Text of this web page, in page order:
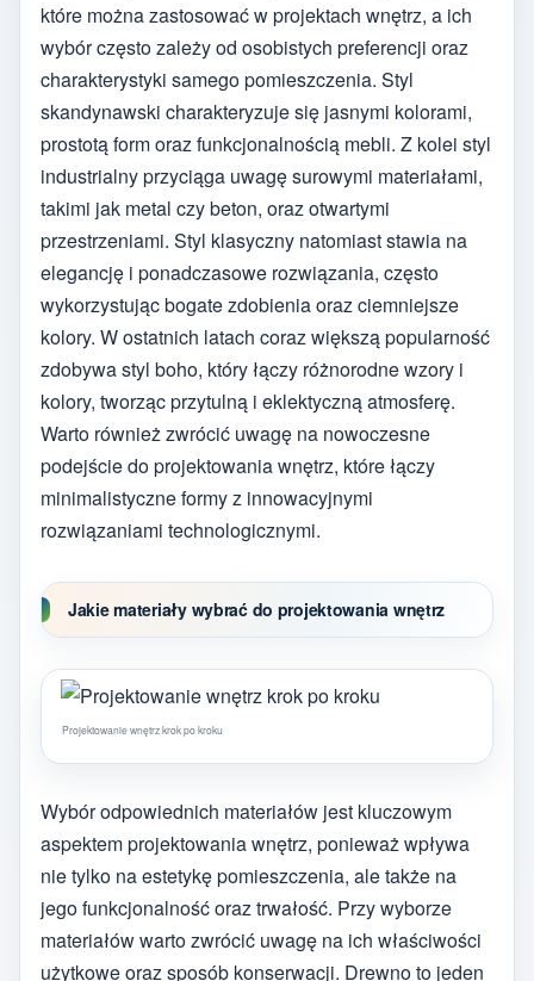
które można zastosować w projektach wnętrz, a ich
wybór często zależy od osobistych preferencji oraz
charakterystyki samego pomieszczenia. Styl
skandynawski charakteryzuje się jasnymi kolorami,
prostotą form oraz funkcjonalnością mebli. Z kolei styl
industrialny przyciąga uwagę surowymi materiałami,
takimi jak metal czy beton, oraz otwartymi
przestrzeniami. Styl klasyczny natomiast stawia na
elegancję i ponadczasowe rozwiązania, często
wykorzystując bogate zdobienia oraz ciemniejsze
kolory. W ostatnich latach coraz większą popularność
zdobywa styl boho, który łączy różnorodne wzory i
kolory, tworząc przytulną i eklektyczną atmosferę.
Warto również zwrócić uwagę na nowoczesne
podejście do projektowania wnętrz, które łączy
minimalistyczne formy z innowacyjnymi
rozwiązaniami technologicznymi.
Jakie materiały wybrać do projektowania wnętrz
Projektowanie wnętrz krok po kroku
Wybór odpowiednich materiałów jest kluczowym
aspektem projektowania wnętrz, ponieważ wpływa
nie tylko na estetykę pomieszczenia, ale także na
jego funkcjonalność oraz trwałość. Przy wyborze
materiałów warto zwrócić uwagę na ich właściwości
użytkowe oraz sposób konserwacji. Drewno to jeden